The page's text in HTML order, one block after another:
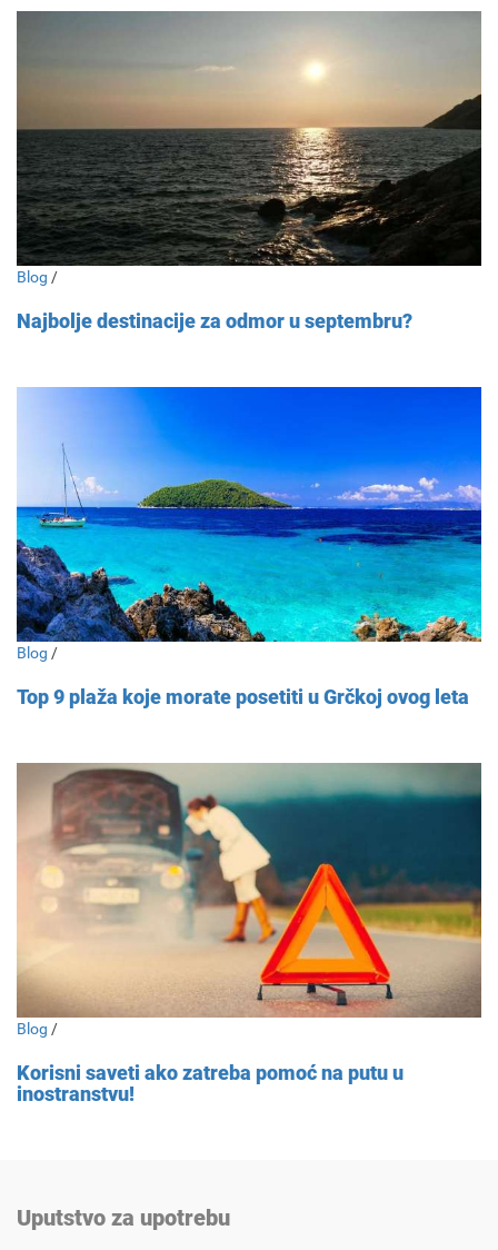
Blog /
Najbolje destinacije za odmor u septembru?
Blog /
Top 9 plaža koje morate posetiti u Grčkoj ovog leta
Blog /
Korisni saveti ako zatreba pomoć na putu u
inostranstvu!
Uputstvo za upotrebu